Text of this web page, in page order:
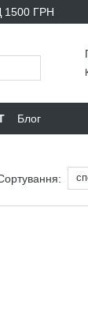
ГРН
Блог